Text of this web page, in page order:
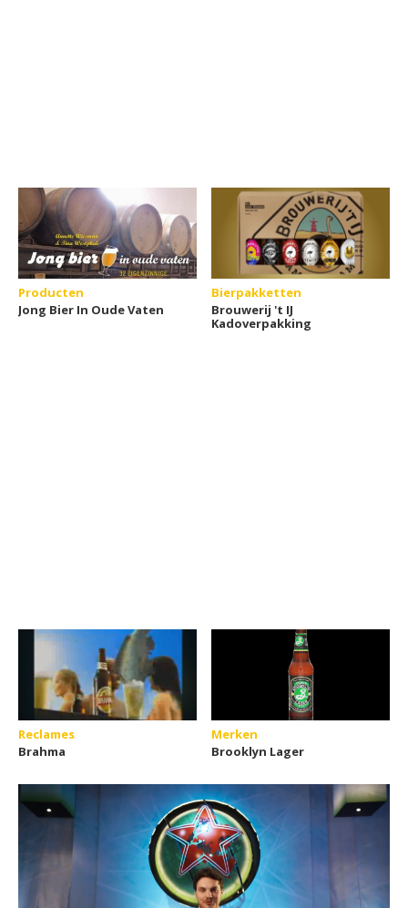
Producten
Jong Bier In Oude Vaten
Bierpakketten
Brouwerij 't IJ
Kadoverpakking
Reclames
Brahma
Merken
Brooklyn Lager